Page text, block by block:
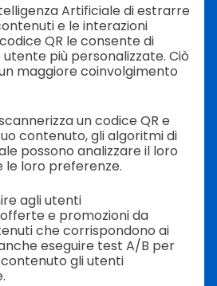
Artificiale di estrarre
e le interazioni
QR le consente di
più personalizzate. Ciò
maggiore coinvolgimento
un codice QR e
contenuto, gli algoritmi di
possono analizzare il loro
loro preferenze.
agli utenti
e promozioni da
che corrispondono ai
eseguire test A/B per
gli utenti